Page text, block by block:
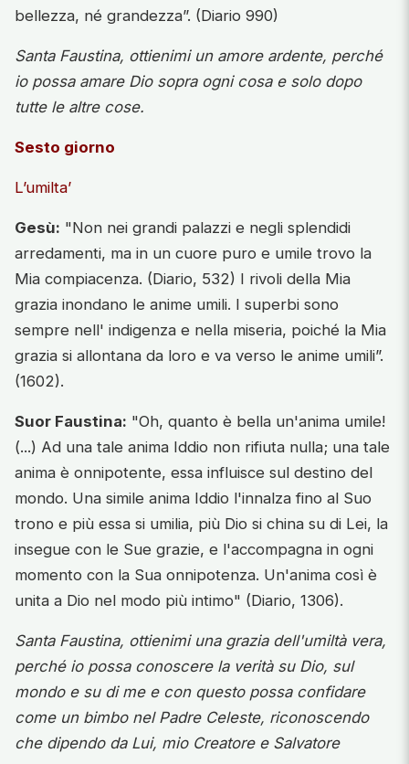
bellezza, né grandezza”. (Diario 990)
Santa Faustina, ottienimi un amore ardente, perché
io possa amare Dio sopra ogni cosa e solo dopo
tutte le altre cose.
Sesto giorno
L’umilta’
Gesù: "Non nei grandi palazzi e negli splendidi
arredamenti, ma in un cuore puro e umile trovo la
Mia compiacenza. (Diario, 532) I rivoli della Mia
grazia inondano le anime umili. I superbi sono
sempre nell' indigenza e nella miseria, poiché la Mia
grazia si allontana da loro e va verso le anime umili”.
(1602).
Suor Faustina: "Oh, quanto è bella un'anima umile!
(...) Ad una tale anima Iddio non rifiuta nulla; una tale
anima è onnipotente, essa influisce sul destino del
mondo. Una simile anima Iddio l'innalza fino al Suo
trono e più essa si umilia, più Dio si china su di Lei, la
insegue con le Sue grazie, e l'accompagna in ogni
momento con la Sua onnipotenza. Un'anima così è
unita a Dio nel modo più intimo" (Diario, 1306).
Santa Faustina, ottienimi una grazia dell'umiltà vera,
perché io possa conoscere la verità su Dio, sul
mondo e su di me e con questo possa confidare
come un bimbo nel Padre Celeste, riconoscendo
che dipendo da Lui, mio Creatore e Salvatore